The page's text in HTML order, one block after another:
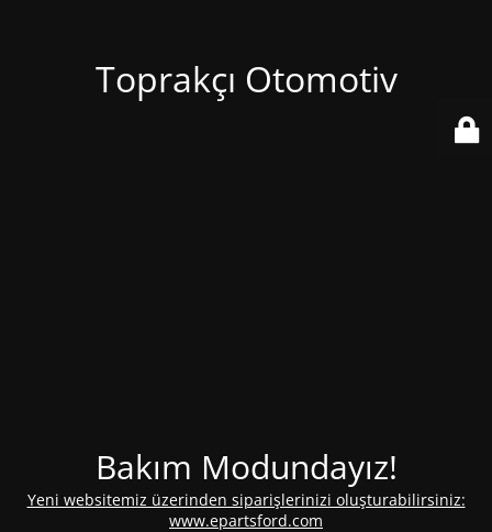
Toprakçı Otomotiv
Bakım Modundayız!
Yeni websitemiz üzerinden siparişlerinizi oluşturabilirsiniz:
www.epartsford.com